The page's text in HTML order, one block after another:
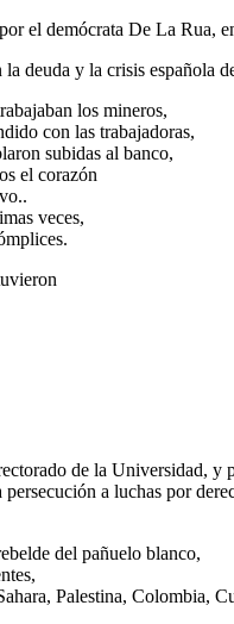
el demócrata De La Rua,
deuda y la crisis española
los mineros,
con las trabajadoras,
subidas al banco,
el corazón
veces,
de la
a luchas por
del pañuelo blanco,
Palestina, Colombia,